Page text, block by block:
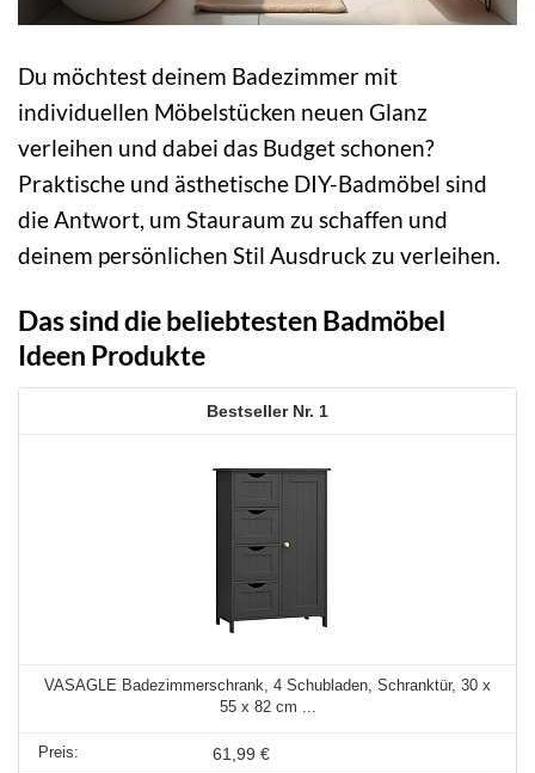
Du möchtest deinem Badezimmer mit
individuellen Möbelstücken neuen Glanz
verleihen und dabei das Budget schonen?
Praktische und ästhetische DIY-Badmöbel sind
die Antwort, um Stauraum zu schaffen und
deinem persönlichen Stil Ausdruck zu verleihen.
Das sind die beliebtesten Badmöbel
Ideen Produkte
1
VASAGLE Badezimmerschrank, 4 Schubladen, Schranktür, 30 x
55 x 82 cm ...
61,99 €